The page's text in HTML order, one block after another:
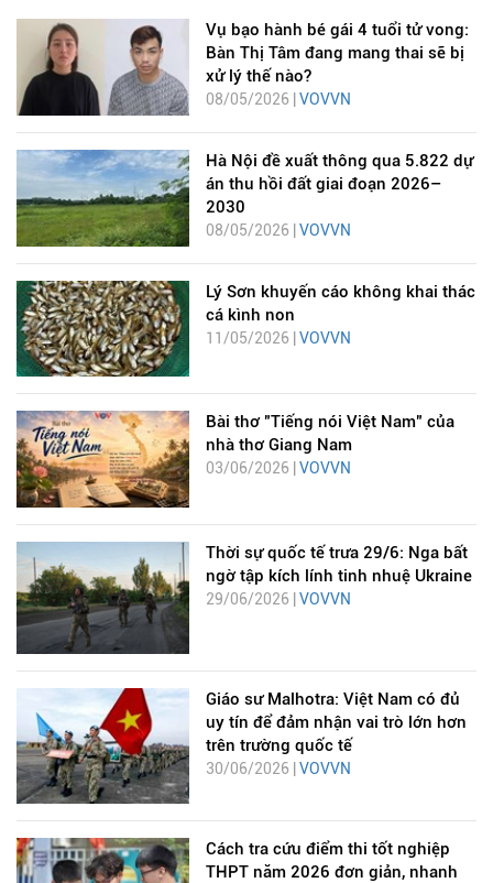
Vụ bạo hành bé gái 4 tuổi tử vong:
Bàn Thị Tâm đang mang thai sẽ bị
xử lý thế nào?
08/05/2026 | VOVVN
Hà Nội đề xuất thông qua 5.822 dự
án thu hồi đất giai đoạn 2026–
2030
08/05/2026 | VOVVN
Lý Sơn khuyến cáo không khai thác
cá kình non
11/05/2026 |VOVVN
Bài thơ "Tiếng nói Việt Nam" của
nhà thơ Giang Nam
03/06/2026 | VOVVN
Thời sự quốc tế trưa 29/6: Nga bất
ngờ tập kích lính tinh nhuệ Ukraine
29/06/2026 | VOVVN
Giáo sư Malhotra: Việt Nam có đủ
uy tín để đảm nhận vai trò lớn hơn
trên trường quốc tế
30/06/2026 | VOVVN
Cách tra cứu điểm thi tốt nghiệp
THPT năm 2026 đơn giản, nhanh